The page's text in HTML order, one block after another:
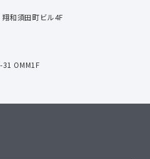
和須田町ビル4F
OMM1F